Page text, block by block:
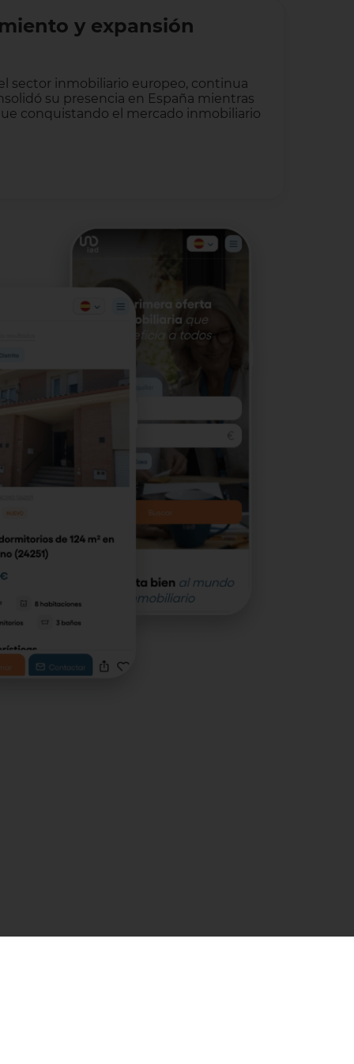
y expansión
sector inmobiliario europeo, continua
su presencia en España mientras
conquistando el mercado inmobiliario